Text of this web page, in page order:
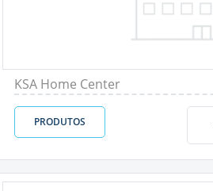
KSA Home Center
PRODUTOS